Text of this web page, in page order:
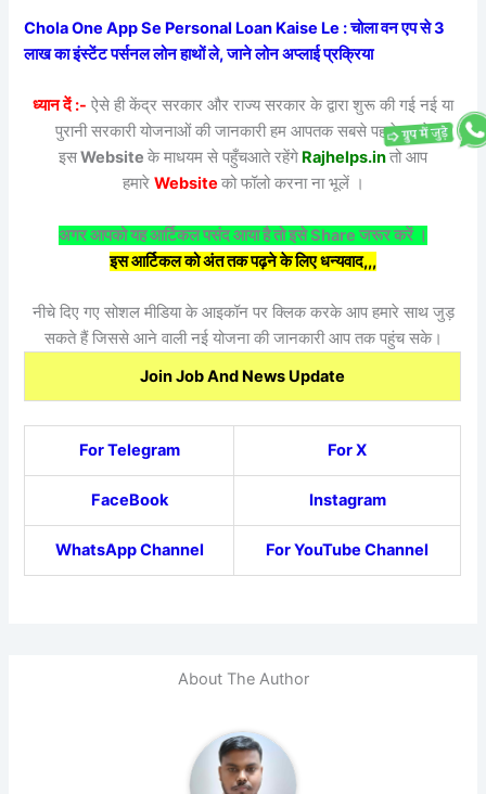
Chola One App Se Personal Loan Kaise Le : चोला वन एप से 3
लाख का इंस्टेंट पर्सनल लोन हाथों ले, जाने लोन अप्लाई प्रक्रिया
ध्यान दें :- ऐसे ही केंद्र सरकार और राज्य सरकार के द्वारा शुरू की गई नई या
पुरानी सरकारी योजनाओं की जानकारी हम आपतक सबसे पहले अपने
इसWebsite के माधयम से पहुँचआते रहेंगे Rajhelps.inतो आप
हमारे Website को फॉलो करना ना भूलें ।
अगर आपको यह आर्टिकल पसंद आया है तो इसे Share जरूर करें ।
इस आर्टिकल को अंत तक पढ़ने के लिए धन्यवाद,,,
नीचे दिए गए सोशल मीडिया के आइकॉन पर क्लिक करके आप हमारे साथ जुड़
सकते हैं जिससे आने वाली नई योजना की जानकारी आप तक पहुंच सके।
Join Job And News Update
For Telegram For X
FaceBook Instagram
WhatsApp Channel For YouTube Channel
About The Author